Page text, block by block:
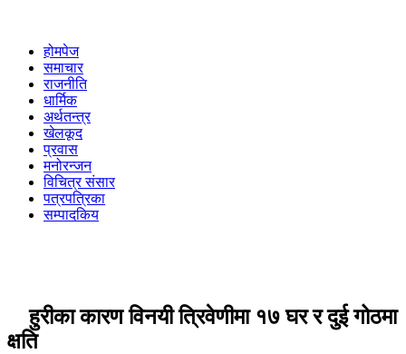
होमपेज
समाचार
राजनीति
धार्मिक
अर्थतन्त्र
खेलकूद
प्रवास
मनोरन्जन
विचित्र संसार
पत्रपत्रिका
सम्पादकिय
हुरीका कारण विनयी त्रिवेणीमा १७ घर र दुई गोठमा
क्षति